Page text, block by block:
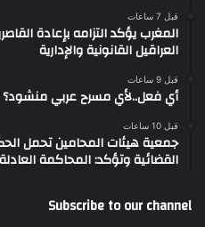
قبل 7 ساعات
المغرب يؤكد التزامه بإعادة
العراقيل القانونية والإدارية
قبل 9 ساعات
أي فعل..لأي مسرح عربي منشود؟
قبل 10 ساعات
جمعية هيئات المحامين تحمل
القضائية وتؤكد: المحاكمة
Subscribe to our channel